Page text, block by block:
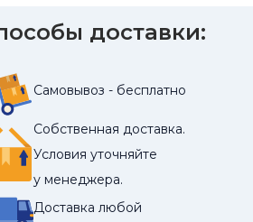
доставки:
Самовывоз - бесплатно
Собственная доставка.
Условия уточняйте
у менеджера.
Доставка любой